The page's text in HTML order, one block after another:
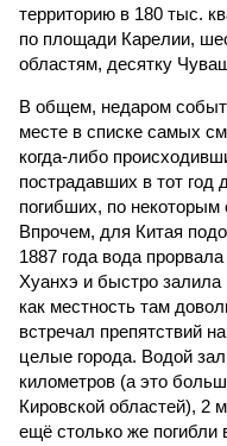
территорию в 180 тыс.
по площади Карелии,
областям, десятку
В общем, недаром
месте в списке самых
когда-либо
пострадавших в тот год
погибших, по
Впрочем, для Китая
1887 года вода
Хуанхэ и быстро залила
как местность там
встречал препятствий
целые города. Водой
километров (а это
Кировской областей), 2
ещё столько же погибли